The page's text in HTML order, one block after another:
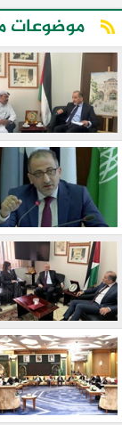
موضوعات